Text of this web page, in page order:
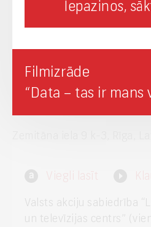
Valsts akciju sabiedrība
un televīzijas centrs”
Filmizrāde
“Data – tas ir mans
LVRTC birojs
+371 67108704
lvrtc@lvrtc.lv